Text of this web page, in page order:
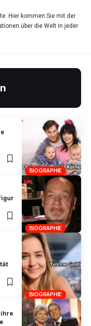
Hier kommen Sie mit der
über die Welt in jeder
BIOGRAPHIE
BIOGRAPHIE
BIOGRAPHIE